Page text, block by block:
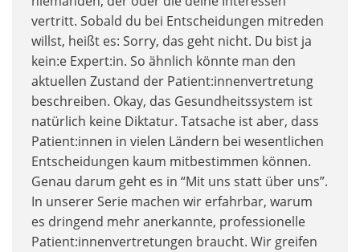
vertritt. Sobald du bei Entscheidungen mitreden
willst, heißt es: Sorry, das geht nicht. Du bist ja
kein:e Expert:in. So ähnlich könnte man den
aktuellen Zustand der Patient:innenvertretung
beschreiben. Okay, das Gesundheitssystem ist
natürlich keine Diktatur. Tatsache ist aber, dass
Patient:innen in vielen Ländern bei wesentlichen
Entscheidungen kaum mitbestimmen können.
Genau darum geht es in “Mit uns statt über uns”.
In unserer Serie machen wir erfahrbar, warum
es dringend mehr anerkannte, professionelle
Patient:innenvertretungen braucht. Wir greifen